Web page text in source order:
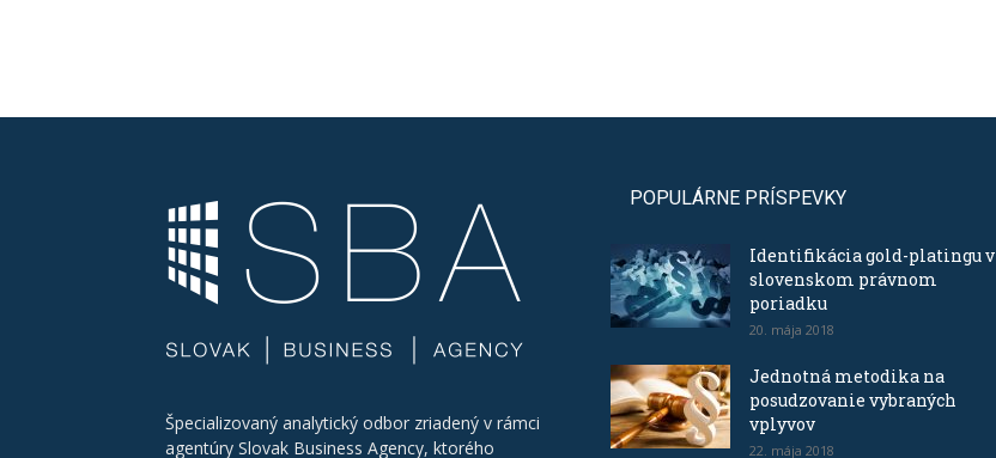
Špecializovaný analytický odbor zriadený v rámci
agentúry Slovak Business Agency, ktorého
POPULÁRNE PRÍSPEVKY
Identifikácia gold-platingu v
slovenskom právnom
poriadku
20. mája 2018
Jednotná metodika na
posudzovanie vybraných
vplyvov
22. mája 2018